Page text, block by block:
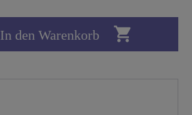
In den Warenkorb 